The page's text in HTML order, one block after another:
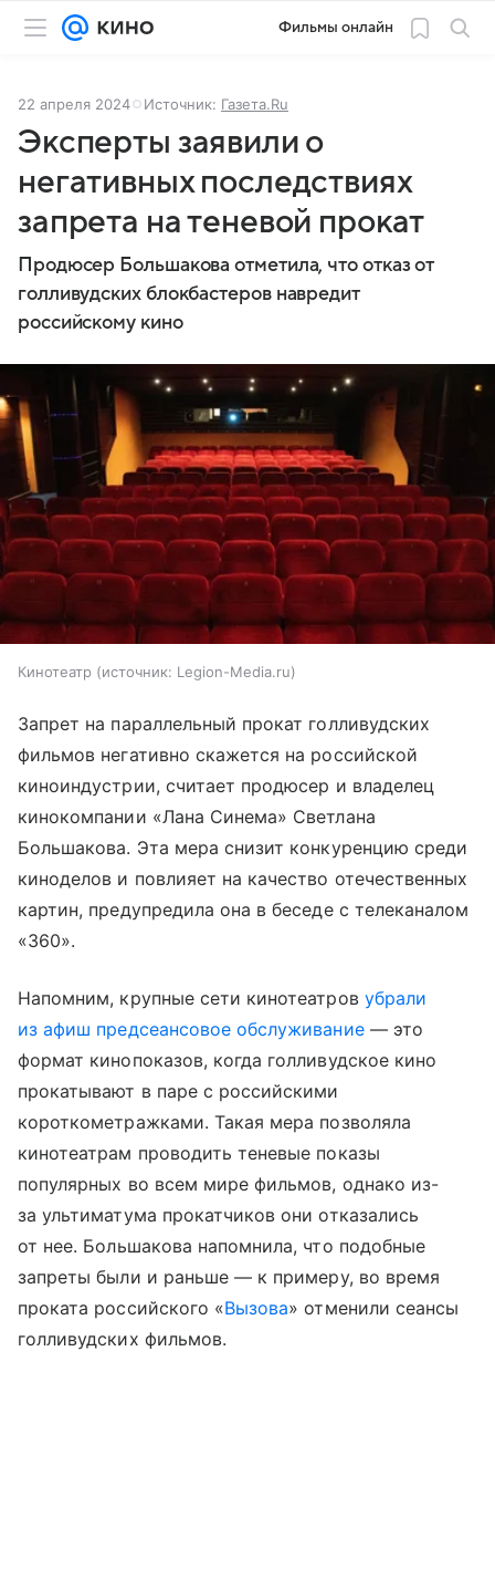
Фильмы онлайн
22 апреля 2024 Источник: Газета.Ru
Эксперты заявили о
негативных последствиях
запрета на теневой прокат
Продюсер Большакова отметила, что отказ от
голливудских блокбастеров навредит
российскому кино
Кинотеатр источник: Legion-Media.ru
Запрет на параллельный прокат голливудских
фильмов негативно скажется на российской
киноиндустрии, считает продюсер и владелец
кинокомпании «Лана Синема» Светлана
Большакова. Эта мера снизит конкуренцию среди
киноделов и повлияет на качество отечественных
картин, предупредила она в беседе с телеканалом
«360».
Напомним, крупные сети кинотеатров убрали
из афиш предсеансовое обслуживание— это
формат кинопоказов, когда голливудское кино
прокатывают в паре с российскими
короткометражками. Такая мера позволяла
кинотеатрам проводить теневые показы
популярных во всем мире фильмов, однако из-
за ультиматума прокатчиков они отказались
от нее. Большакова напомнила, что подобные
запреты были и раньше — к примеру, во время
проката российского «Вызова» отменили сеансы
голливудских фильмов.